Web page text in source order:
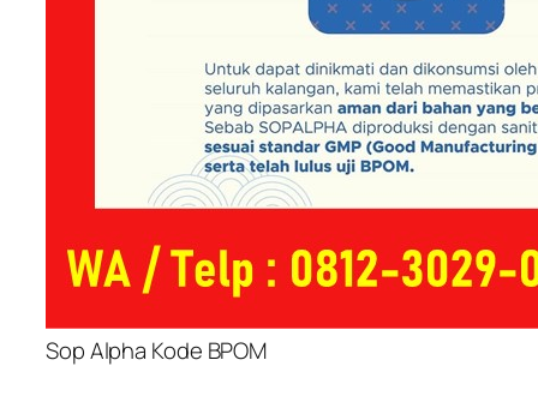
Sop Alpha Kode BPOM